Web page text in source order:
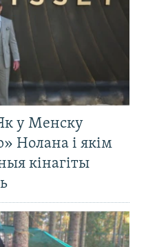
у Менску
Нолана і якім
кінагіты